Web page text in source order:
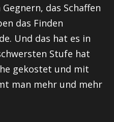
das Schaffen
das Finden
Und das hat es in
Stufe hat
gekostet und mit
man mehr und mehr